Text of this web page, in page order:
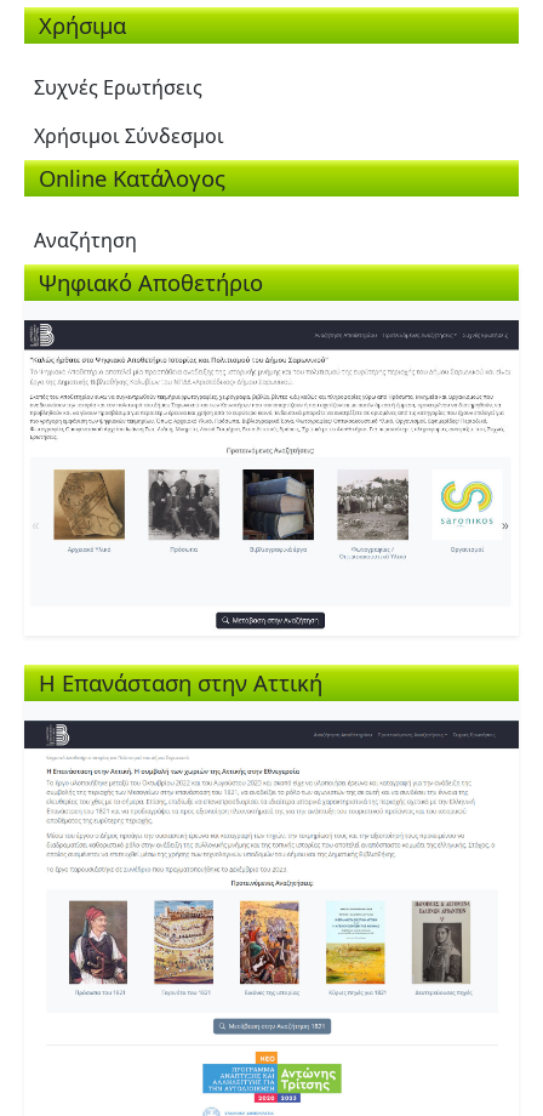
Χρήσιμα
Συχνές Ερωτήσεις
Χρήσιμοι Σύνδεσμοι
Online Κατάλογος
Αναζήτηση
Ψηφιακό Αποθετήριο
Η Επανάσταση στην Αττική